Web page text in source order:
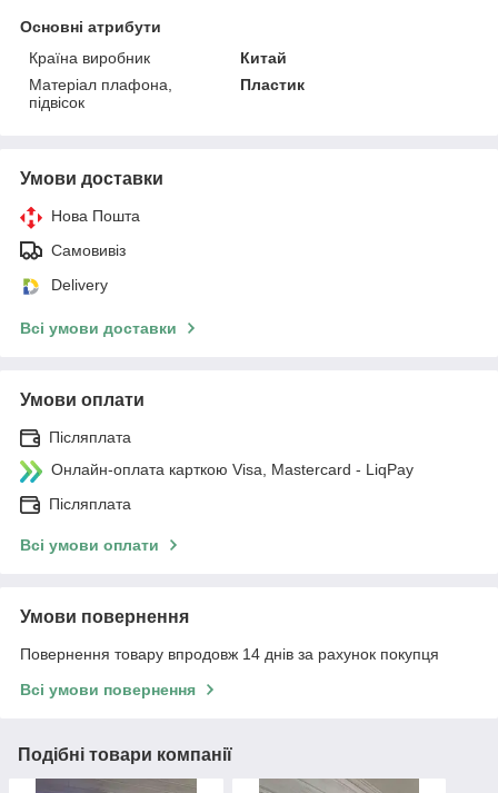
Основні атрибути
Країна виробник
Китай
Матеріал плафона,
підвісок
Пластик
Умови доставки
Нова Пошта
Самовивіз
Delivery
Всі умови доставки
Умови оплати
Післяплата
Онлайн-оплата карткою Visa, Mastercard - LiqPay
Післяплата
Всі умови оплати
Умови повернення
Повернення товару впродовж 14 днів за рахунок покупця
Всі умови повернення
Подібні товари компанії